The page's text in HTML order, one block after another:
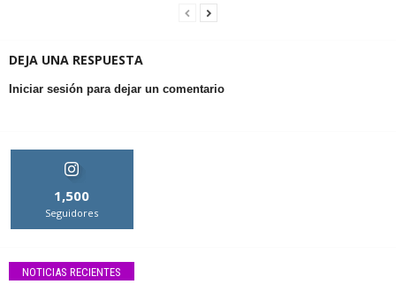
DEJA UNA RESPUESTA
Iniciar sesión para dejar un comentario
1,500
Seguidores
NOTICIAS RECIENTES